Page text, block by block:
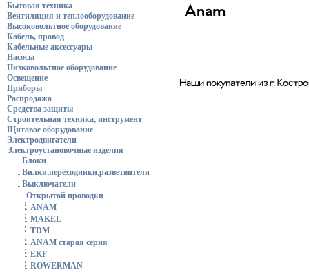
Бытовая техника
Вентиляция и теплооборудование
Высоковольтное оборудование
Кабель, провод
Кабельные аксессуары
Насосы
Низковольтное оборудование
Освещение
Приборы
Распродажа
Средства защиты
Строительная техника, инструмент
Щитовое оборудование
Электродвигатели
Электроустановочные изделия
Блоки
Вилки,переходники,разветвители
Выключатели
Открытой проводки
ANAM
MAKEL
TDM
ANAM старая серия
EKF
ROWERMAN
Anam
Наши покупатели из г.